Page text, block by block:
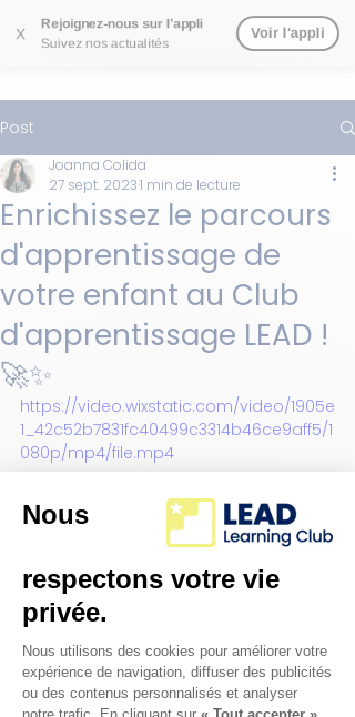
X
Rejoignez-nous sur l'appli
Suivez nos actualités
Voir l'appli
Post
Enrichissez le parcours
d'apprentissage de
votre enfant au Club
d'apprentissage LEAD !
🚀✨
Joanna Colida
27 sept. 20231 min de lecture
https://video.wixstatic.com/video/1905e
1_42c52b7831fc40499c3314b46ce9aff5/1
080p/mp4/file.mp4
Regardez comment nous
développons de jeunes talents
grâce à un soutien pédagogique
exceptionnel en mathématiques,
en français et en anglais. 📚🔢📝